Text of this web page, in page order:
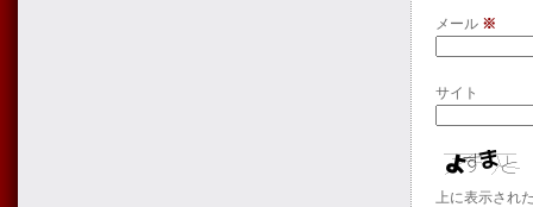
メール ※
サイト
上に表示され